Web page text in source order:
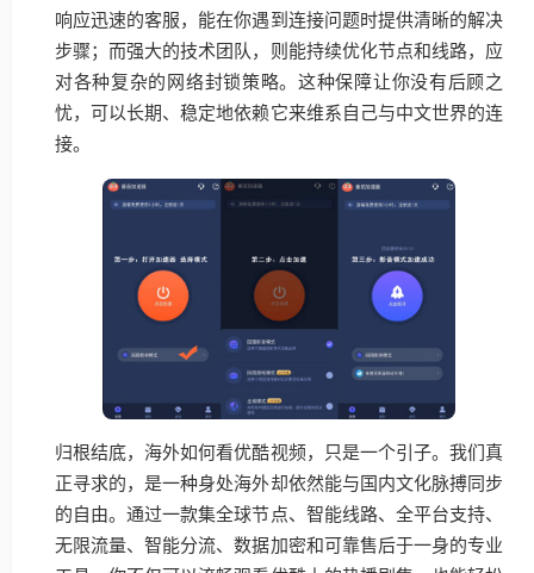
响应迅速的客服，能在你遇到连接问题时提供清晰的解决
步骤；而强大的技术团队，则能持续优化节点和线路，应
对各种复杂的网络封锁策略。这种保障让你没有后顾之
忧，可以长期、稳定地依赖它来维系自己与中文世界的连
接。
归根结底，海外如何看优酷视频，只是一个引子。我们真
正寻求的，是一种身处海外却依然能与国内文化脉搏同步
的自由。通过一款集全球节点、智能线路、全平台支持、
无限流量、智能分流、数据加密和可靠售后于一身的专业